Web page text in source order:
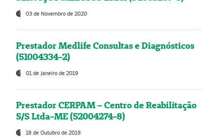
03 de Novembro de 2020
Prestador Medlife Consultas e Diagnósticos
(51004334-2)
01 de Janeiro de 2019
Prestador CERPAM – Centro de Reabilitação
S/S Ltda-ME (52004274-8)
18 de Outubro de 2019